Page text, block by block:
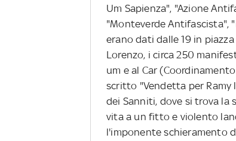
Um Sapienza", "Azione
"Monteverde Antifascista",
erano dati dalle 19 in
Lorenzo, i circa 250
um e al Car
scritto "Vendetta per Ramy
dei Sanniti, dove si trova la
vita a un fitto e violento
l'imponente schieramento